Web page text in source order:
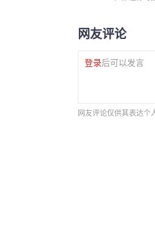
网友评论
登录后可以发言
网友评论仅供其表达个